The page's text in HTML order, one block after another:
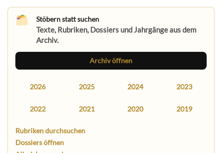
Stöbern statt suchen
Texte, Rubriken, Dossiers und Jahrgänge aus dem
Archiv.
Archiv öffnen
2026 2025 2024 2023
2022 2021 2020 2019
Rubriken durchsuchen
Dossiers öffnen